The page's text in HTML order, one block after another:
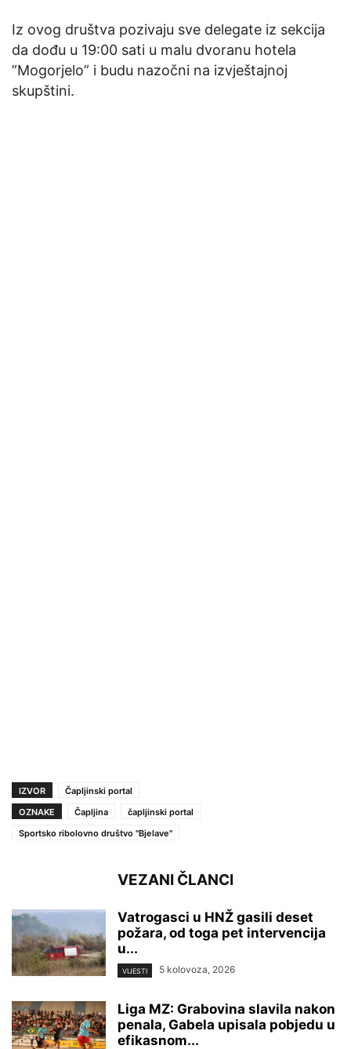
Iz ovog društva pozivaju sve delegate iz sekcija
da dođu u 19:00 sati u malu dvoranu hotela
”Mogorjelo” i budu nazočni na izvještajnoj
skupštini.
IZVOR
Čapljinski portal
OZNAKE
Čapljina
čapljinski portal
Sportsko ribolovno društvo ''Bjelave''
VEZANI ČLANCI
Vatrogasci u HNŽ gasili deset
požara, od toga pet intervencija
u...
VIJESTI 5 kolovoza, 2026
Liga MZ: Grabovina slavila nakon
penala, Gabela upisala pobjedu u
efikasnom...